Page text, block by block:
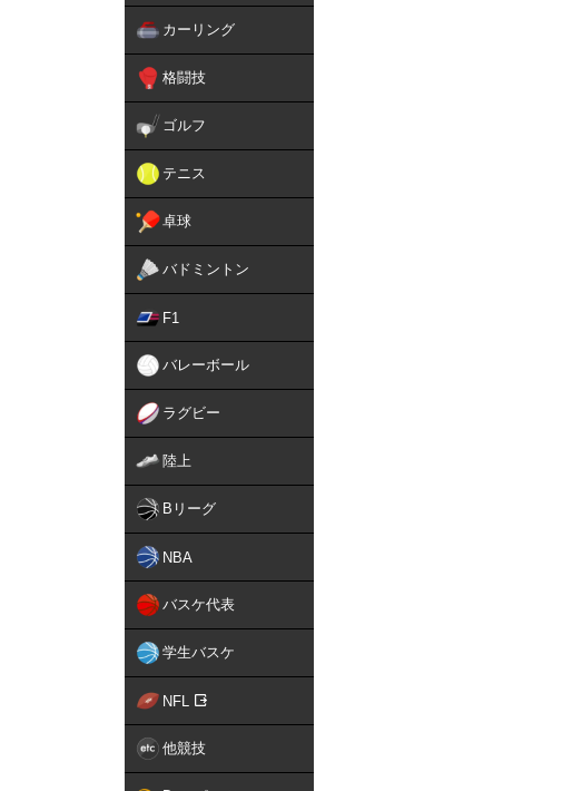
カーリング
格闘技
ゴルフ
テニス
卓球
バドミントン
F1
バレーボール
ラグビー
陸上
Bリーグ
NBA
バスケ代表
学生バスケ
NFL
他競技